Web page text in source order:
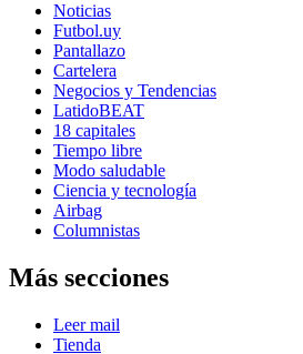
Noticias
Futbol.uy
Pantallazo
Cartelera
Negocios y Tendencias
LatidoBEAT
18 capitales
Tiempo libre
Modo saludable
Ciencia y tecnología
Airbag
Columnistas
Más secciones
Leer mail
Tienda